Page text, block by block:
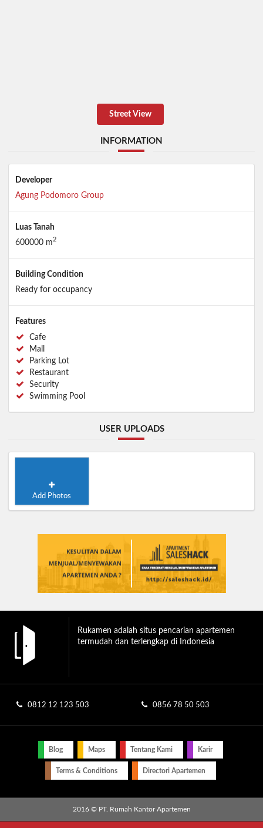
Street View
INFORMATION
Developer
Agung Podomoro Group
Luas Tanah
600000 m2
Building Condition
Ready for occupancy
Features
Cafe
Mall
Parking Lot
Restaurant
Security
Swimming Pool
USER UPLOADS
Add Photos
Rukamen adalah situs pencarian apartemen
termudah dan terlengkap di Indonesia
0812 12 123 503 0856 78 50 503
Blog Maps Tentang Kami Karir
Terms & Conditions Directori Apartemen
2016 © PT. Rumah Kantor Apartemen